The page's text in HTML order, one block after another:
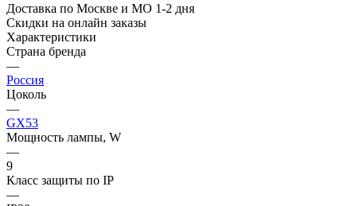
Доставка по Москве и МО 1-2 дня
Скидки на онлайн заказы
Характеристики
Страна бренда
—
Россия
Цоколь
—
GX53
Мощность лампы, W
—
9
Класс защиты по IP
—